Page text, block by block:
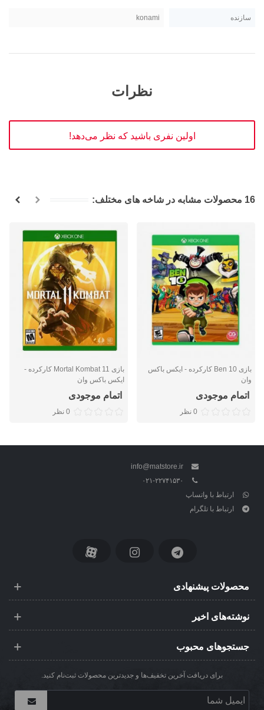
سازنده konami
نظرات
اولین نفری باشید که نظر می‌دهد!
16 محصولات مشابه در شاخه های مختلف:
بازی Ben 10 کارکرده - ایکس باکس
وان
اتمام موجودی
0 نظر
بازی Mortal Kombat 11 کارکرده -
ایکس باکس وان
اتمام موجودی
0 نظر
info@matstore.ir
۰۲۱-۲۲۷۴۱۵۳۰
ارتباط با واتساپ
ارتباط با تلگرام
محصولات پیشنهادی
نوشته‌های اخیر
جستجوهای محبوب
برای دریافت آخرین تخفیف‌ها و جدیدترین محصولات ثبت‌نام کنید.